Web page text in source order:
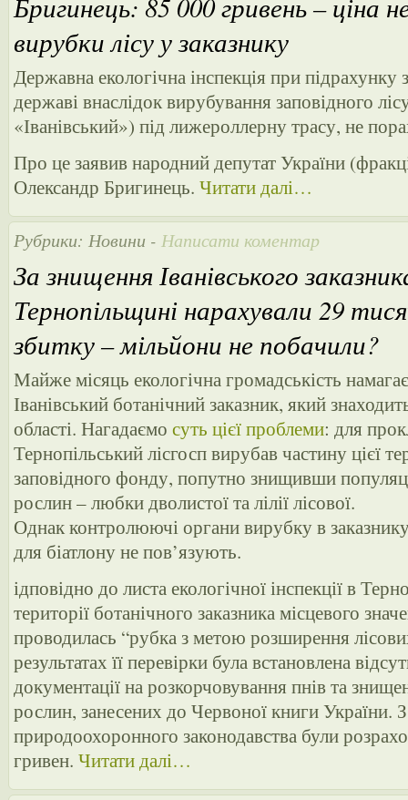
Бригинець: 85 000 гривень – ціна
вирубки лісу у заказнику
Державна екологічна інспекція при підрахунку
державі внаслідок вирубування заповідного
«Іванівський») під лижероллерну трасу, не
Про це заявив народний депутат України
Олександр Бригинець. Читати далі…
Рубрики: Новини - Написати коментар
За знищення Іванівського
Тернопільщині нарахували 29
збитку – мільйони не побачили?
Майже місяць екологічна громадськість
Іванівський ботанічний заказник, який
області. Нагадаємо суть цієї проблеми: для
Тернопільський лісгосп вирубав частину цієї
заповідного фонду, попутно знищивши
рослин – любки дволистої та лілії лісової.
Однак контролюючі органи вирубку в
для біатлону не пов’язують.
ідповідно до листа екологічної інспекції в
території ботанічного заказника місцевого
проводилась “рубка з метою розширення
результатах її перевірки була встановлена
документації на розкорчовування пнів та
рослин, занесених до Червоної книги України.
природоохоронного законодавства були
гривен. Читати далі…